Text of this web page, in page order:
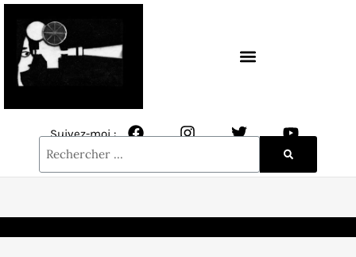
Suivez-moi :